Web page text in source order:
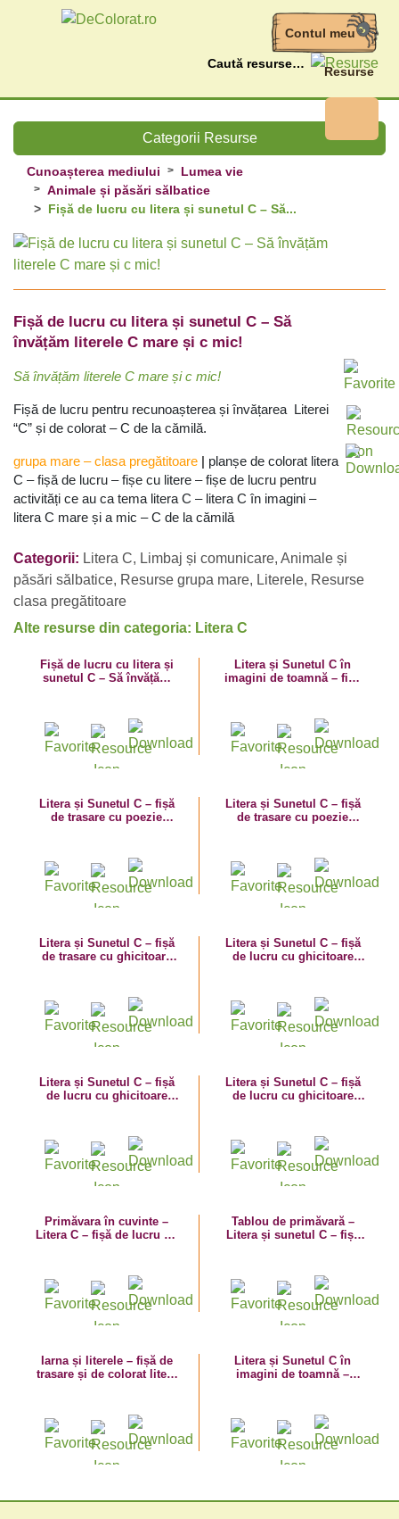
Contul meu
Resurse
Caută
Categorii Resurse
Cunoașterea mediului
Lumea vie
Animale și păsări sălbatice
Fișă de lucru cu litera și sunetul C – Să...
Fișă de lucru cu litera și sunetul C – Să
învățăm literele C mare și c mic!
Să învățăm literele C mare și c mic!
Fișă de lucru pentru recunoașterea și învățarea Literei
“C” și de colorat – C de la cămilă.
grupa mare – clasa pregătitoare | planșe de colorat litera
C – fișă de lucru – fișe cu litere – fișe de lucru pentru
activități ce au ca tema litera C – litera C în imagini –
litera C mare și a mic – C de la cămilă
Categorii: Litera C, Limbaj și comunicare, Animale și
păsări sălbatice, Resurse grupa mare, Literele, Resurse
clasa pregătitoare
Alte resurse din categoria: Litera C
Fișă de lucru cu litera și
sunetul C – Să învățăm
Litera și Sunetul C în
imagini de toamnă – fișă
Litera și Sunetul C – fișă
de trasare cu poezie
Litera și Sunetul C – fișă
de trasare cu poezie
Litera și Sunetul C – fișă
de trasare cu ghicitoare
Litera și Sunetul C – fișă
de lucru cu ghicitoare
Litera și Sunetul C – fișă
de lucru cu ghicitoare
Litera și Sunetul C – fișă
de lucru cu ghicitoare
Primăvara în cuvinte –
Litera C – fișă de lucru cu
Tablou de primăvară –
Litera și sunetul C – fișă
Iarna și literele – fișă de
trasare și de colorat litera
Litera și Sunetul C în
imagini de toamnă –